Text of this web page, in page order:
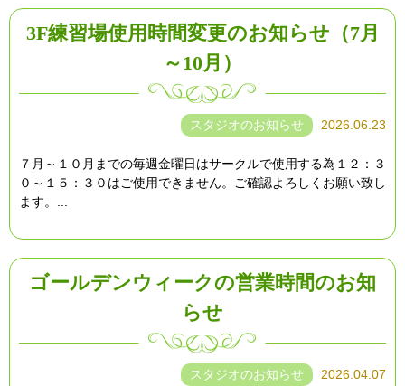
3F練習場使用時間変更のお知らせ（7月
～10月）
スタジオのお知らせ 2026.06.23
７月～１０月までの毎週金曜日はサークルで使用する為１２：３
０～１５：３０はご使用できません。ご確認よろしくお願い致し
ます。...
ゴールデンウィークの営業時間のお知
らせ
スタジオのお知らせ 2026.04.07